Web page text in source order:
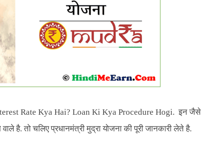
Rate Kya Hai? Loan Ki Kya Procedure Hogi. इन जैसे
है. तो चलिएप्रधानमंत्री मुद्रा योजनाकी पूरी जानकारी लेते है.